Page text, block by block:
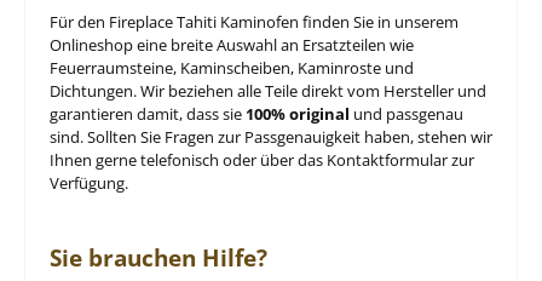
Für den Fireplace Tahiti Kaminofen finden Sie in unserem
Onlineshop eine breite Auswahl an Ersatzteilen wie
Feuerraumsteine, Kaminscheiben, Kaminroste und
Dichtungen. Wir beziehen alle Teile direkt vom Hersteller und
garantieren damit, dass sie 100% original und passgenau
sind. Sollten Sie Fragen zur Passgenauigkeit haben, stehen wir
Ihnen gerne telefonisch oder über das Kontaktformular zur
Verfügung.
Sie brauchen Hilfe?